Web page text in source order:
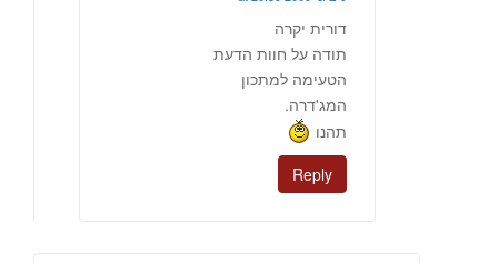
דורית יקרה
תודה על חוות הדעת
הטעימה למתכון
המג'דרה.
תהנו
Reply